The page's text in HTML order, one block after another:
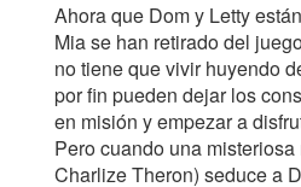
Ahora que Dom y Letty
Mia se han retirado del
no tiene que vivir huyendo
por fin pueden dejar los
en misión y empezar a
Pero cuando una
Charlize Theron) seduce a